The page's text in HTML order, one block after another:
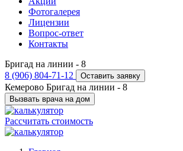
Фотогалерея
Лицензии
Вопрос-ответ
Контакты
Бригад на линии - 8
8 (906) 804-71-12
Оставить заявку
Кемерово Бригад на линии - 8
Вызвать врача на дом
Рассчитать стоимость